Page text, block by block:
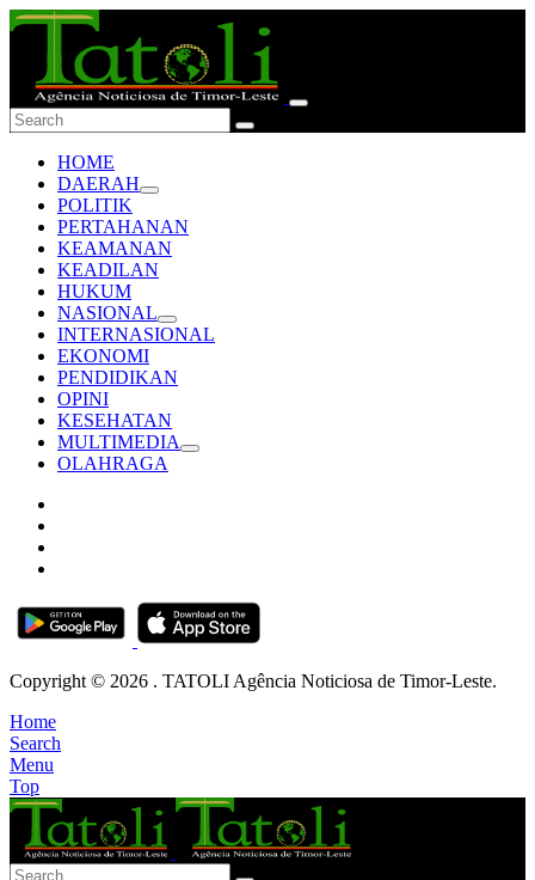
HOME
DAERAH
POLITIK
PERTAHANAN
KEAMANAN
KEADILAN
HUKUM
NASIONAL
INTERNASIONAL
EKONOMI
PENDIDIKAN
OPINI
KESEHATAN
MULTIMEDIA
OLAHRAGA
Copyright © 2026 . TATOLI Agência Noticiosa de Timor-Leste.
Home
Search
Menu
Top